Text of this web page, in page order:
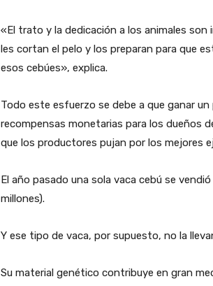
«El trato y la dedicación a los animales
les cortan el pelo y los preparan para que
esos cebúes», explica.
Todo este esfuerzo se debe a que ganar
recompensas monetarias para los dueños
que los productores pujan por los mejores
El año pasado una sola vaca cebú se
millones).
Y ese tipo de vaca, por supuesto, no la
Su material genético contribuye en gran